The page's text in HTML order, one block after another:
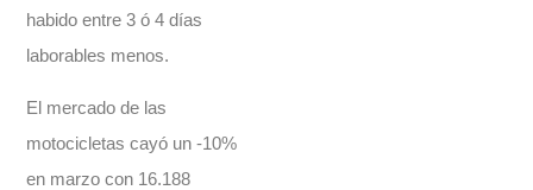
habido entre 3 ó 4 días
laborables menos.
El mercado de las
motocicletas cayó un -10%
en marzo con 16.188